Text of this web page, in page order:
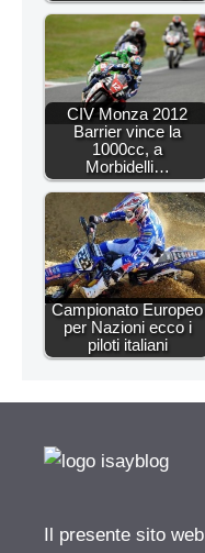
CIV Monza 2012
Barrier vince la
1000cc, a
Morbidelli…
Campionato Europeo
per Nazioni ecco i
piloti italiani
Il presente sito